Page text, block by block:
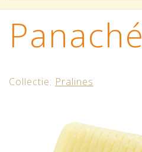
Panaché
Collectie: Pralines